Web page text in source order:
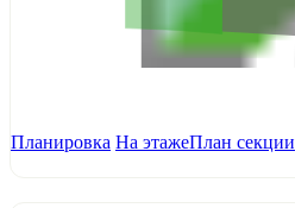
Планировка На этажеПлан секции